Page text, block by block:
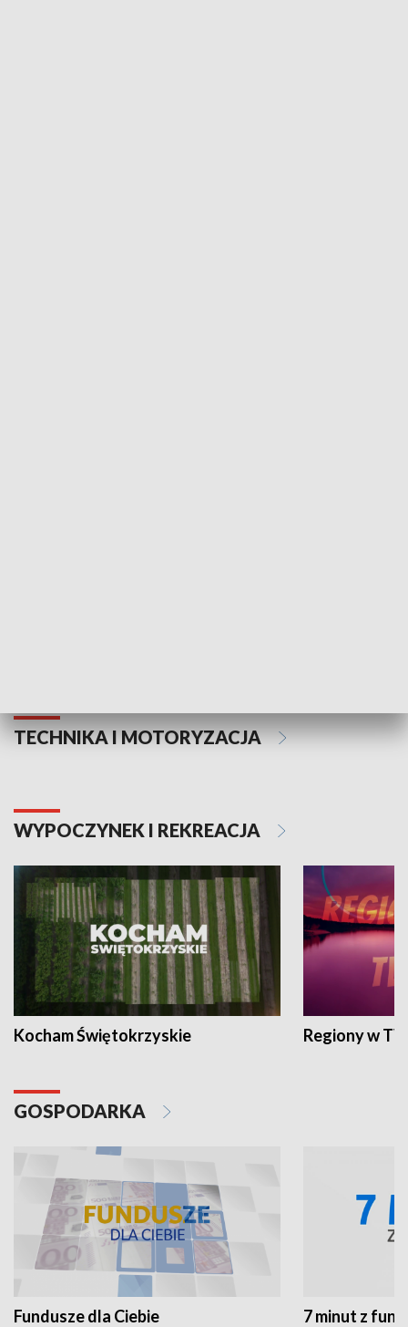
TECHNIKA I MOTORYZACJA
WYPOCZYNEK I REKREACJA
Kocham Świętokrzyskie Regiony w
GOSPODARKA
Fundusze dla Ciebie 7 minut z